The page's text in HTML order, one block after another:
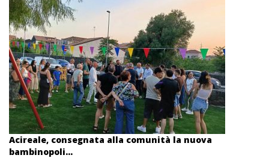
Acireale, consegnata alla comunità la nuova
bambinopoli...